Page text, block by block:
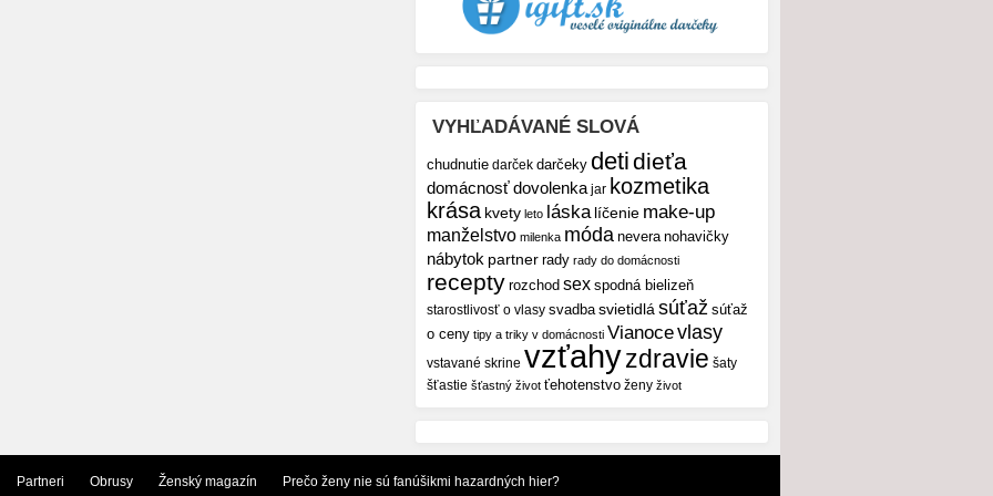
VYHĽADÁVANÉ SLOVÁ
chudnutie darček darčeky detidieťa
domácnosťdovolenka jar kozmetika
krása kvety leto láska líčenie make-up
manželstvo milenka móda nevera nohavičky
nábytok partner rady rady do domácnosti
recepty rozchod sex spodná bielizeň
starostlivosť o vlasy svadba svietidlá súťaž súťaž
o ceny tipy a triky v domácnosti Vianocevlasy
vstavané skrine vzťahyzdravie šaty
šťastie šťastný život ťehotenstvo ženy život
Partneri Obrusy Ženský magazín Prečo ženy nie sú fanúšikmi hazardných hier?